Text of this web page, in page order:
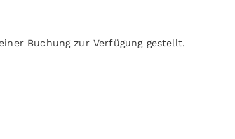
Buchung zur Verfügung gestellt.